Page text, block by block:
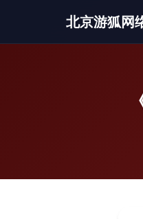
北京游狐网